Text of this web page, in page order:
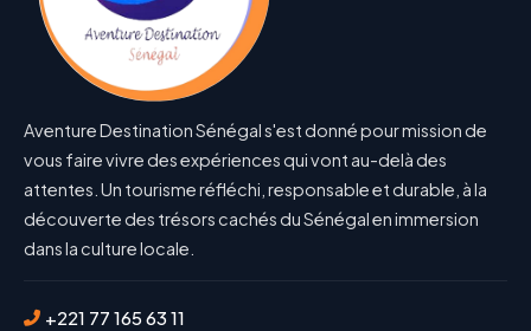
Aventure Destination Sénégal s'est donné pour mission de
vous faire vivre des expériences qui vont au-delà des
attentes. Un tourisme réfléchi, responsable et durable, à la
découverte des trésors cachés du Sénégal en immersion
dans la culture locale.
+221 77 165 63 11